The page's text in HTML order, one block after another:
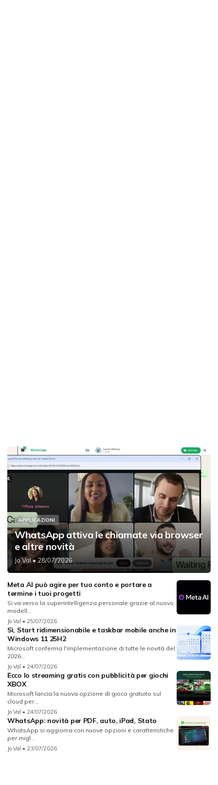
APPLICAZIONI
WhatsApp attiva le chiamate via browser
e altre novità
Jo Val• 28/07/2026
Meta AI può agire per tuo conto e portare a
termine i tuoi progetti
Si va verso la superintelligenza personale grazie al nuovo
modell...
Jo Val • 25/07/2026
Sì, Start ridimensionabile e taskbar mobile anche in
Windows 11 25H2
Microsoft conferma l'implementazione di tutte le novità del
2026...
Jo Val • 24/07/2026
Ecco lo streaming gratis con pubblicità per giochi
XBOX
Microsoft lancia la nuova opzione di gioco gratuito sul
cloud per...
Jo Val • 24/07/2026
WhatsApp: novità per PDF, auto, iPad, Stato
WhatsApp si aggiorna con nuove opzioni e caratteristiche
per migl...
Jo Val • 23/07/2026